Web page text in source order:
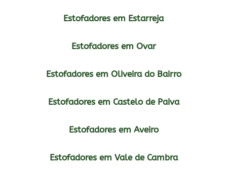
Estofadores em Estarreja
Estofadores em Ovar
Estofadores em Oliveira do Bairro
Estofadores em Castelo de Paiva
Estofadores em Aveiro
Estofadores em Vale de Cambra